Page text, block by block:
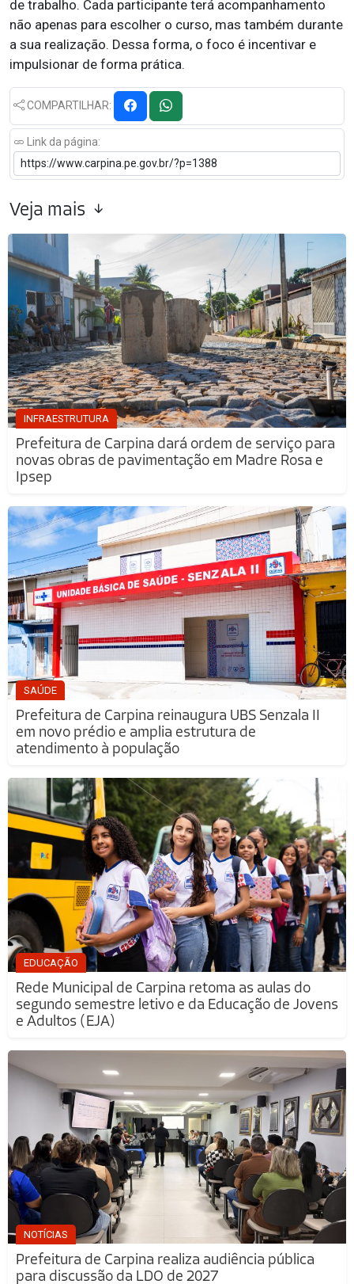
de trabalho. Cada participante terá acompanhamento
não apenas para escolher o curso, mas também durante
a sua realização. Dessa forma, o foco é incentivar e
impulsionar de forma prática.
COMPARTILHAR:
Link da página:
Veja mais
INFRAESTRUTURA
Prefeitura de Carpina dará ordem de serviço para
novas obras de pavimentação em Madre Rosa e
Ipsep
SAÚDE
Prefeitura de Carpina reinaugura UBS Senzala II
em novo prédio e amplia estrutura de
atendimento à população
EDUCAÇÃO
Rede Municipal de Carpina retoma as aulas do
segundo semestre letivo e da Educação de Jovens
e Adultos (EJA)
NOTÍCIAS
Prefeitura de Carpina realiza audiência pública
para discussão da LDO de 2027